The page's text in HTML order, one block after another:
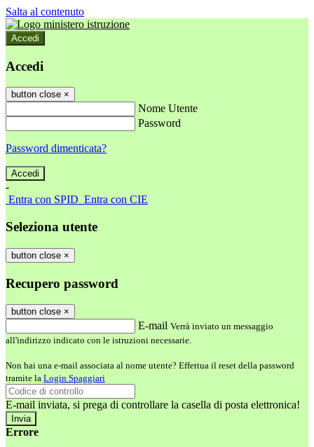
Salta al contenuto
Accedi
Accedi
button close ×
Nome Utente
Password
Password dimenticata?
-
Entra con SPID Entra con CIE
Seleziona utente
button close ×
Recupero password
button close ×
E-mail Verrà inviato un messaggio
all'indirizzo indicato con le istruzioni necessarie.
Non hai una e-mail associata al nome utente? Effettua il reset della password
tramite la Login Spaggiari
E-mail inviata, si prega di controllare la casella di posta elettronica!
Errore